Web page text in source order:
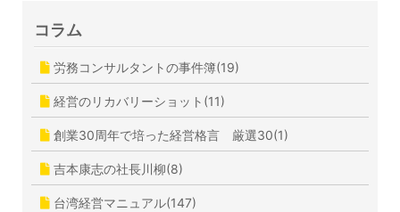
コラム
労務コンサルタントの事件簿(19)
経営のリカバリーショット(11)
創業30周年で培った経営格言 厳選30(1)
吉本康志の社長川柳(8)
台湾経営マニュアル(147)